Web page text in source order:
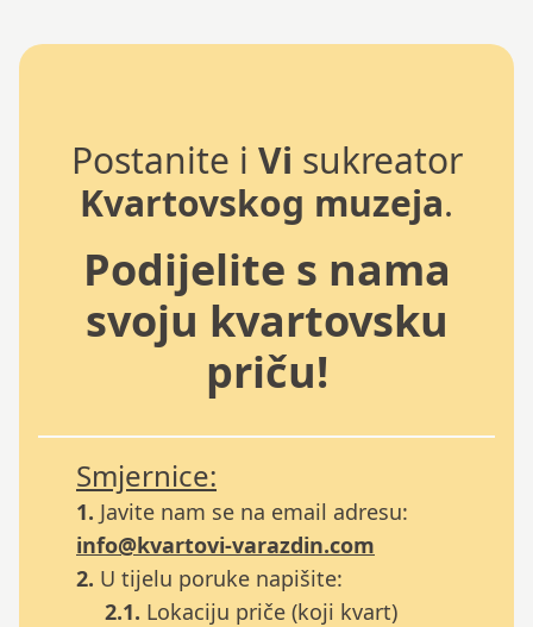
Postanite i Vi sukreator
Kvartovskog muzeja.
Podijelite s nama
svoju kvartovsku
priču!
Smjernice:
1. Javite nam se na email adresu:
info@kvartovi-varazdin.com
2. U tijelu poruke napišite:
2.1. Lokaciju priče (koji kvart)